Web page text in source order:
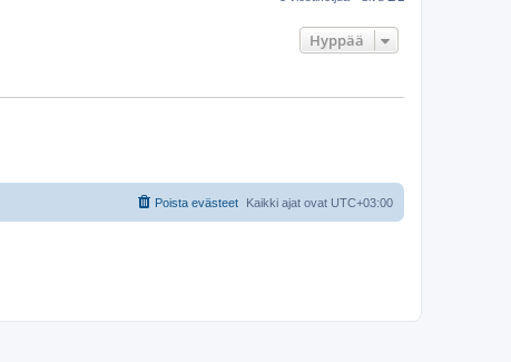
Hyppää
Kaikki ajat ovat UTC+03:00
Poista evästeet